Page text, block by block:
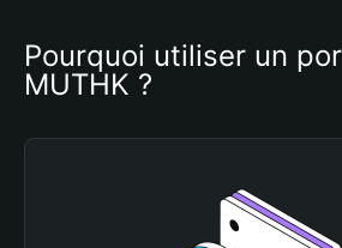
Pourquoi utiliser un
MUTHK ?